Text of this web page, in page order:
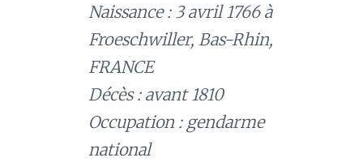
Naissance : 3 avril 1766 à
Froeschwiller, Bas-Rhin,
FRANCE
Décès : avant 1810
Occupation : gendarme
national